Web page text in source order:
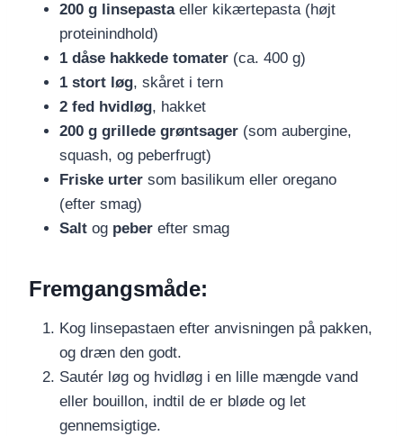
200 g linsepastaeller kikærtepasta (højt
proteinindhold)
1 dåse hakkede tomater (ca. 400 g)
1 stort løg, skåret i tern
2 fed hvidløg, hakket
200 g grillede grøntsager (som aubergine,
squash, og peberfrugt)
Friske urter som basilikum eller oregano
(efter smag)
Salt og peber efter smag
Fremgangsmåde:
Kog linsepastaen efter anvisningen på pakken,
og dræn den godt.
Sautér løg og hvidløg i en lille mængde vand
eller bouillon, indtil de er bløde og let
gennemsigtige.